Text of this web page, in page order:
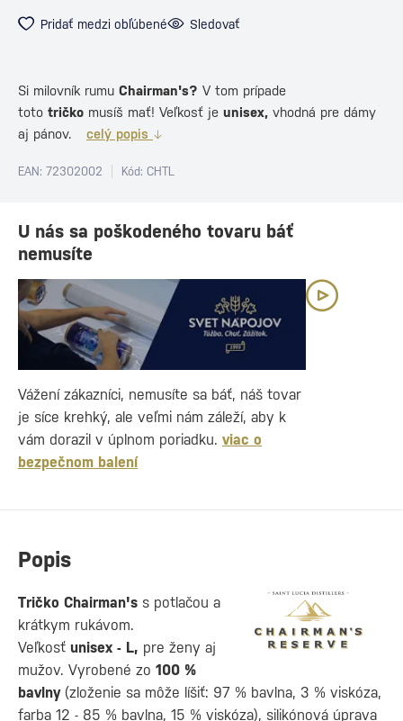
Pridať medzi obľúbené Sledovať
Si milovník rumu Chairman's? V tom prípade
toto tričko musíš mať! Veľkosť je unisex, vhodná pre dámy
aj pánov.
celý popis
EAN: 72302002 Kód: CHTL
Popis
Tričko Chairman's s potlačou a
krátkym rukávom.
Veľkosť unisex - L, pre ženy aj
mužov. Vyrobené zo 100 %
bavlny(zloženie sa môže líšiť: 97 % bavlna, 3 % viskóza,
farba 12 - 85 % bavlna, 15 % viskóza), silikónová úprava
U nás sa poškodeného tovaru báť
nemusíte
Vážení zákazníci, nemusíte sa báť, náš tovar
je síce krehký, ale veľmi nám záleží, aby k
vám dorazil v úplnom poriadku. viac o
bezpečnom balení